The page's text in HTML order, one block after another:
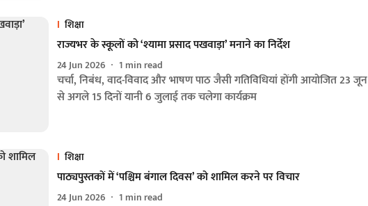
शिक्षा
राज्यभर के स्कूलों को ‘श्यामा प्रसाद पखवाड़ा’ मनाने का निर्देश
24 Jun 2026 1 min read
चर्चा, निबंध, वाद-विवाद और भाषण पाठ जैसी गतिविधियां होंगी आयोजित 23 जून
से अगले 15 दिनों यानी 6 जुलाई तक चलेगा कार्यक्रम
शिक्षा
पाठ्यपुस्तकों में ‘पश्चिम बंगाल दिवस’ को शामिल करने पर विचार
24 Jun 2026 1 min read